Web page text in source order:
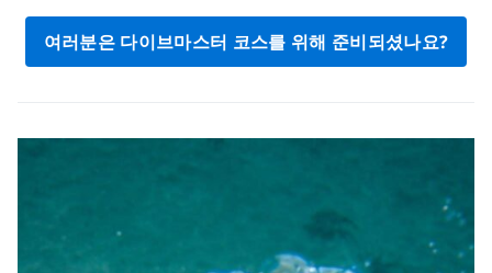
여러분은 다이브마스터 코스를 위해 준비되셨나요?